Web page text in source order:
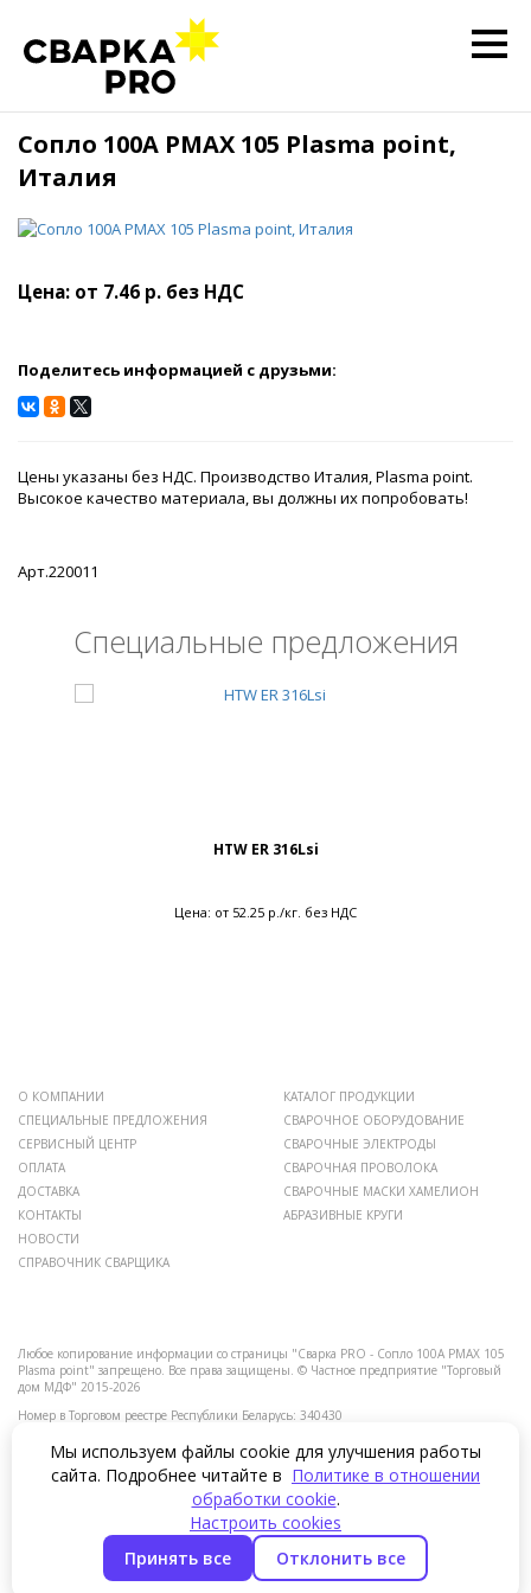
Сопло 100A PMAX 105 Plasma point,
Италия
Цена: от 7.46 р. без НДС
Поделитесь информацией с друзьми:
Цены указаны без НДС. Производство Италия, Plasma point.
Высокое качество материала, вы должны их попробовать!
Арт.220011
Специальные предложения
HTW ER 316Lsi
Цена: от 52.25 р./кг. без НДС
О КОМПАНИИ
СПЕЦИАЛЬНЫЕ ПРЕДЛОЖЕНИЯ
СЕРВИСНЫЙ ЦЕНТР
ОПЛАТА
ДОСТАВКА
КОНТАКТЫ
НОВОСТИ
СПРАВОЧНИК СВАРЩИКА
КАТАЛОГ ПРОДУКЦИИ
СВАРОЧНОЕ ОБОРУДОВАНИЕ
СВАРОЧНЫЕ ЭЛЕКТРОДЫ
СВАРОЧНАЯ ПРОВОЛОКА
СВАРОЧНЫЕ МАСКИ ХАМЕЛИОН
АБРАЗИВНЫЕ КРУГИ
Любое копирование информации со страницы "Сварка PRO - Сопло 100A PMAX 105
Plasma point" запрещено. Все права защищены. © Частное предприятие "Торговый
дом МДФ" 2015-2026
Номер в Торговом реестре Республики Беларусь: 340430
Номера уполномоченных рассматривать обращения покупателей в соответствии с
законодательством об обращениях граждан и юридических лиц: Отдел торговли и
услуг администрации Московского района +375 17 258-30-82.
Номер и адрес электронной почты лица, уполномоченного рассматривать
обращения покупателей о нарушении их прав, предусмотренных законодательством
о защите прав потребителей: +375 17 375-46-46, info@mdfkl.by.
Мы используем файлы cookie для улучшения работы
сайта. Подробнее читайте в Политике в отношении
обработки cookie.
Настроить cookies
Принять все
Отклонить все